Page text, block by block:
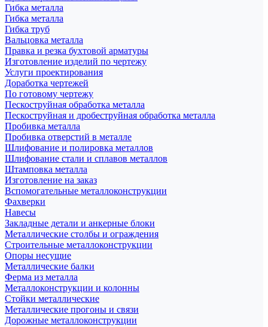
Гибка металла
Гибка металла
Гибка труб
Вальцовка металла
Правка и резка бухтовой арматуры
Изготовление изделий по чертежу
Услуги проектирования
Доработка чертежей
По готовому чертежу
Пескоструйная обработка металла
Пескоструйная и дробеструйная обработка металла
Пробивка металла
Пробивка отверстий в металле
Шлифование и полировка металлов
Шлифование стали и сплавов металлов
Штамповка металла
Изготовление на заказ
Вспомогательные металлоконструкции
Фахверки
Навесы
Закладные детали и анкерные блоки
Металлические столбы и ограждения
Строительные металлоконструкции
Опоры несущие
Металлические балки
Ферма из металла
Металлоконструкции и колонны
Стойки металлические
Металлические прогоны и связи
Дорожные металлоконструкции